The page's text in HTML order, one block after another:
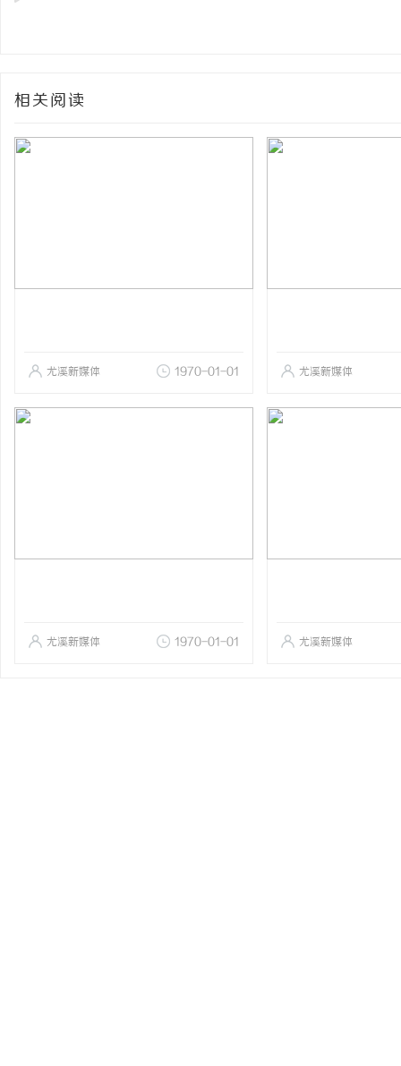
相关阅读
尤溪新媒体 1970-01-01 尤溪新媒体
尤溪新媒体 1970-01-01 尤溪新媒体